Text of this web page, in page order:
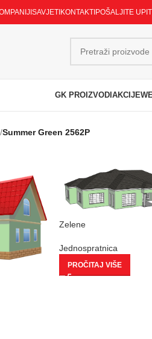
SAVJETI KONTAKTI POŠALJITE UPIT
GK PROIZVODI AKCIJE
/Summer Green 2562P
Zelene
Jednospratnica
PROČITAJ VIŠE